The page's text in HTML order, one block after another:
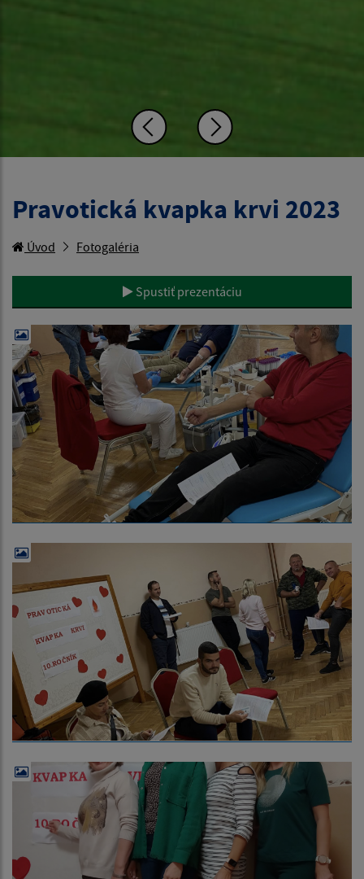
Pravotická kvapka krvi 2023
Úvod Fotogaléria
Spustiť prezentáciu